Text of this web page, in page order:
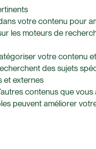
votre contenu pour
les moteurs de
votre contenu
des sujets
et externes
contenus que
peuvent améliorer